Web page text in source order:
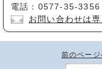
電話：0577-35-
お問い合わせは
前のページ